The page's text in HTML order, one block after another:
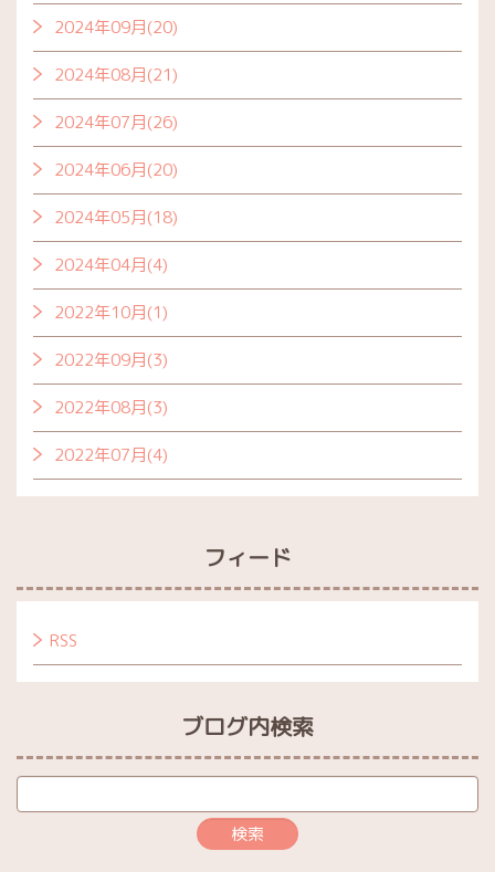
2024年09月(20)
2024年08月(21)
2024年07月(26)
2024年06月(20)
2024年05月(18)
2024年04月(4)
2022年10月(1)
2022年09月(3)
2022年08月(3)
2022年07月(4)
フィード
RSS
ブログ内検索